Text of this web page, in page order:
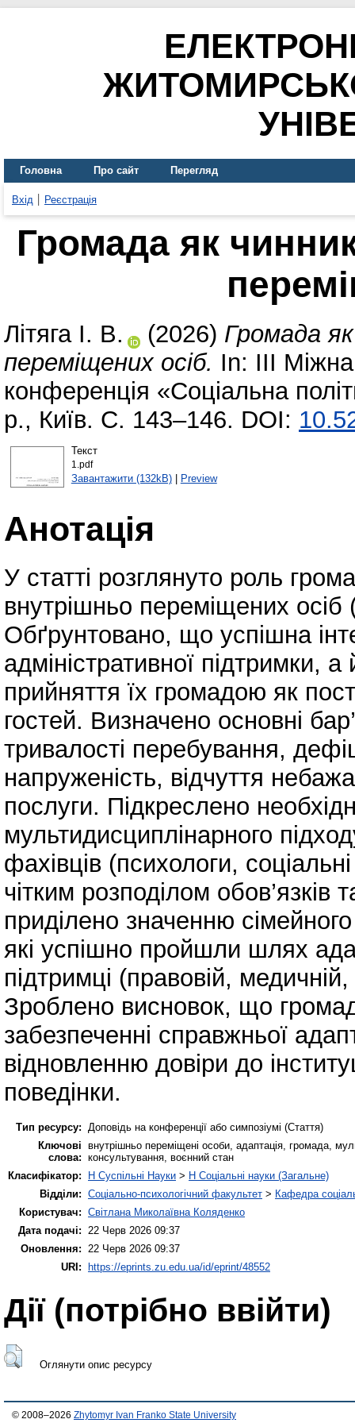
Головна Про сайт Перегляд
Вхід Реєстрація
Громада як
Літяга І. В. (2026) Громада
переміщених осіб. In: ІІІ
конференція «Соціальна
р., Київ. С. 143–146. DOI:
Текст
1.pdf
Завантажити (132kB)| Preview
Анотація
У статті розглянуто роль
внутрішньо переміщених
Обґрунтовано, що успішна
адміністративної підтримки, а
прийняття їх громадою як
гостей. Визначено основні
тривалості перебування,
напруженість, відчуття
послуги. Підкреслено
мультидисциплінарного
фахівців (психологи,
чітким розподілом
приділено значенню
які успішно пройшли шлях
підтримці (правовій,
Зроблено висновок, що
забезпеченні справжньої
відновленню довіри до
поведінки.
Тип ресурсу:
Доповідь на конференції або симпозіумі (Стаття)
Ключові
слова:
внутрішньо переміщені особи, адаптація, громада,
консультування, воєнний стан
Класифікатор:
H Суспільні Науки > H Соціальні науки (Загальне)
Відділи: Соціально-психологічний факультет > Кафедра
Користувач: Світлана Миколаївна Коляденко
Дата подачі:
22 Черв 2026 09:37
Оновлення:
22 Черв 2026 09:37
URI: https://eprints.zu.edu.ua/id/eprint/48552
Дії ​​(потрібно ввійти)
Оглянути опис ресурсу
© 2008–2026 Zhytomyr Ivan Franko State University